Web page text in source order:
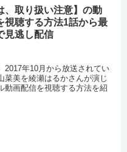
、取り扱い注意】の動
視聴する方法1話から最
見逃し配信
2017年10月から放送されてい
菜美を綾瀬はるかさんが演じ
動画配信を視聴する方法を紹